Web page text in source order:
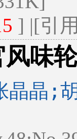
] |[引
味
晶晶;